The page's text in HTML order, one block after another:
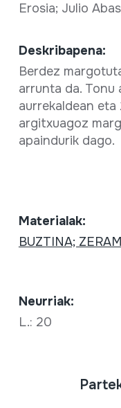
Erosia; Julio
Deskribapena:
Berdez
arrunta da. Tonu
aurrekaldean eta
argitxuagoz
apaindurik dago.
Materialak:
BUZTINA;
Neurriak:
L.: 20